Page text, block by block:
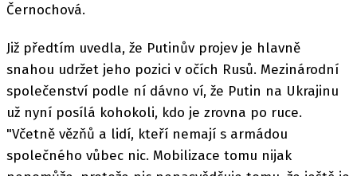
Černochová.
Již předtím uvedla, že Putinův projev je hlavně
snahou udržet jeho pozici v očích Rusů. Mezinárodní
společenství podle ní dávno ví, že Putin na Ukrajinu
už nyní posílá kohokoli, kdo je zrovna po ruce.
"Včetně vězňů a lidí, kteří nemají s armádou
společného vůbec nic. Mobilizace tomu nijak